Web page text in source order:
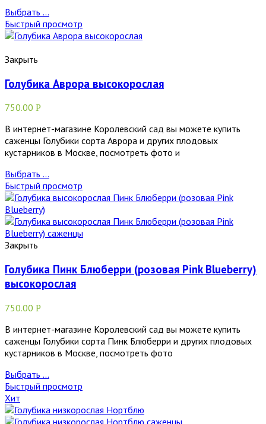
Выбрать ...
Быстрый просмотр
Закрыть
Голубика Аврора высокорослая
750.00 Р
В интернет-магазине Королевский сад вы можете купить
саженцы Голубики сорта Аврора и других плодовых
кустарников в Москве, посмотреть фото и
Выбрать ...
Быстрый просмотр
Закрыть
Голубика Пинк Блюберри (розовая Pink Blueberry)
высокорослая
750.00 Р
В интернет-магазине Королевский сад вы можете купить
саженцы Голубики сорта Пинк Блюберри и других плодовых
кустарников в Москве, посмотреть фото
Выбрать ...
Быстрый просмотр
Хит